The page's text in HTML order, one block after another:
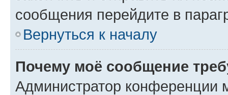
сообщения перейдите в
Вернуться к началу
Почему моё сообщение
Администратор конференции